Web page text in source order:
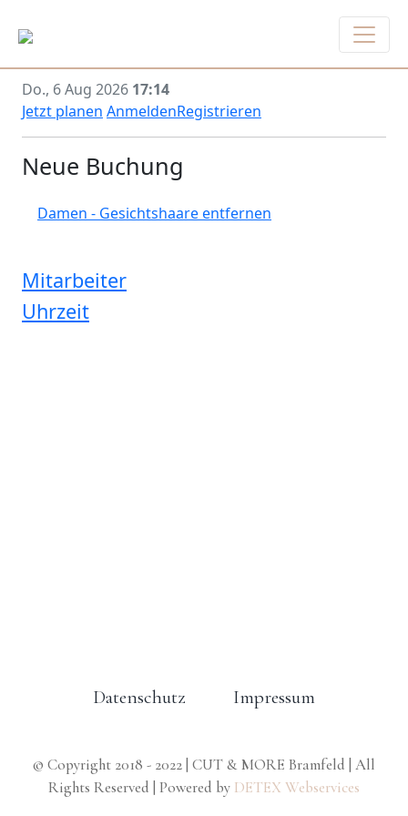
Do., 6 Aug 2026 17:14
Jetzt planen AnmeldenRegistrieren
Neue Buchung
Damen - Gesichtshaare entfernen
Mitarbeiter
Uhrzeit
Datenschutz Impressum
© Copyright 2018 - 2022 | CUT & MORE Bramfeld | All
Rights Reserved | Powered by DETEX Webservices